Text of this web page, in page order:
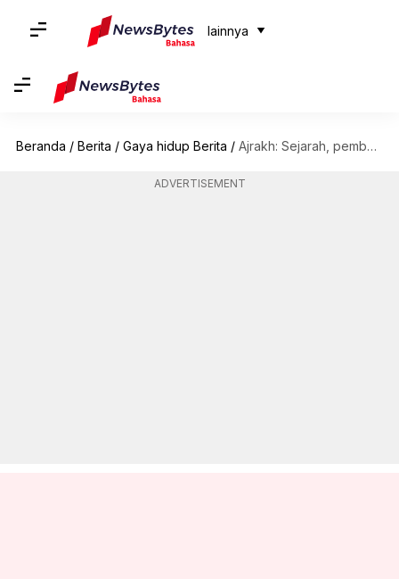
lainnya
Beranda / Berita / Gaya hidup Berita / Ajrakh: Sejarah, pembuatan, popularitas, dan gaya
ADVERTISEMENT